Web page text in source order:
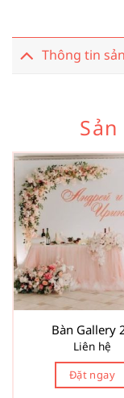
Thông tin
Bàn Gallery
Liên hệ
Đặt ngay